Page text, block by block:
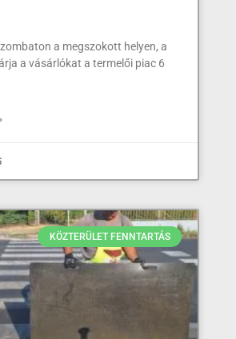
a megszokott helyen, a
a vásárlókat a termelői piac 6
KÖZTERÜLET FENNTARTÁS